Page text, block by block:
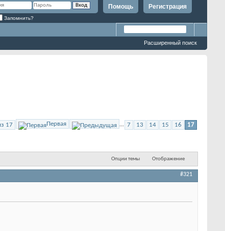
Регистрация
Помощь
Запомнить?
Расширенный поиск
17 Первая ... 7 13 14 15 16 17
Опции темы Отображение
#321